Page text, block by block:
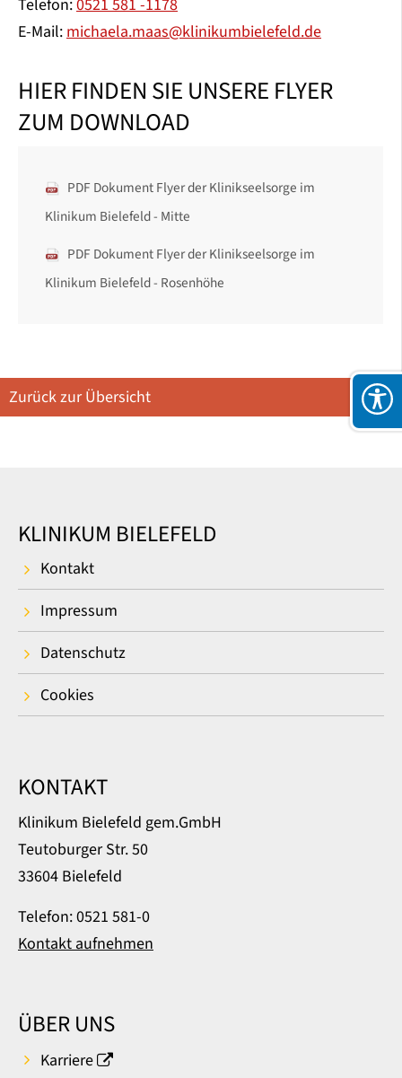
Telefon:0521 581 -1178
E-Mail: michaela.maas@klinikumbielefeld.de
HIER FINDEN SIE UNSERE FLYER
ZUM DOWNLOAD
PDF Dokument Flyer der Klinikseelsorge im
Klinikum Bielefeld - Mitte
PDF Dokument Flyer der Klinikseelsorge im
Klinikum Bielefeld - Rosenhöhe
Zurück zur Übersicht
KLINIKUM BIELEFELD
Kontakt
Impressum
Datenschutz
Cookies
KONTAKT
Klinikum Bielefeld gem.GmbH
Teutoburger Str. 50
33604 Bielefeld
Telefon: 0521 581-0
Kontakt aufnehmen
ÜBER UNS
Karriere